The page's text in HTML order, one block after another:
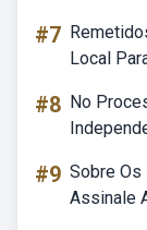
#7
Local
#8 No
#9 Sobre Os
Assinale